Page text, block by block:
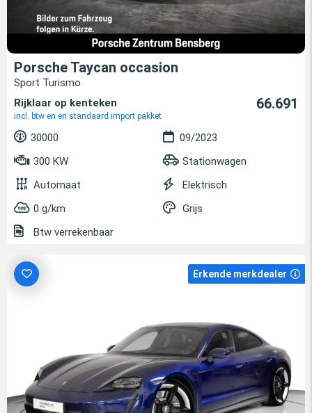
Porsche Taycan occasion
Sport Turismo
Rijklaar op kenteken
incl. btw en en standaard import pakket
66.691
30000
09/2023
300 KW
Stationwagen
Automaat
Elektrisch
0 g/km
Grijs
Btw verrekenbaar
Erkende merkdealer